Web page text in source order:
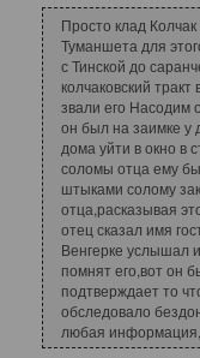
Просто клад
Туманшета для
с Тинской до
колчаковский
звали его Насодим
он был на заимке у
дома уйти в окно в
соломы отца ему
штыками солому
отца,расказывая
отец сказал имя
Венгерке услышал
помнят его,вот он
подтверждает то
обследовало
любая